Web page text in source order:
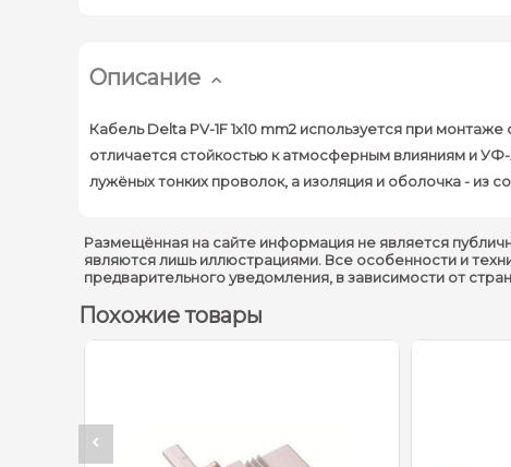
Описание
Кабель Delta PV-1F 1x10 mm2 используется при
отличается стойкостью к атмосферным влияниям и
лужёных тонких проволок, а изоляция и оболочка - из
Размещённая на сайте информация не является
являются лишь иллюстрациями. Все особенности и
предварительного уведомления, в зависимости от
Похожие товары